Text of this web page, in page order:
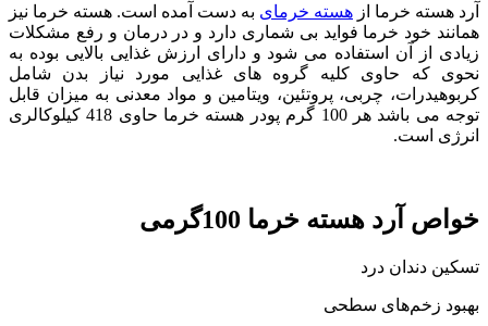
آرد هسته خرما از هسته خرمای به دست آمده است. هسته خرما نیز
همانند خود خرما فواید بی شماری دارد و در درمان و رفع مشکلات
زیادی از آن استفاده می شود و دارای ارزش غذایی بالایی بوده به
نحوی که حاوی کلیه گروه های غذایی مورد نیاز بدن شامل
کربوهیدرات، چربی، پروتئین، ویتامین و مواد معدنی به میزان قابل
توجه می باشد هر 100 گرم پودر هسته خرما حاوی 418 کیلوکالری
انرژی است.
خواص آرد هسته خرما 100گرمی
تسکین دندان درد
بهبود زخم‌های سطحی